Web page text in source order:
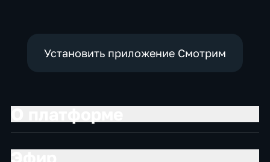
Установить приложение Смотрим